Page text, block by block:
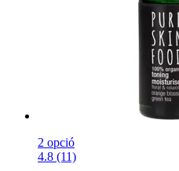
2 opció
4.8 (11)